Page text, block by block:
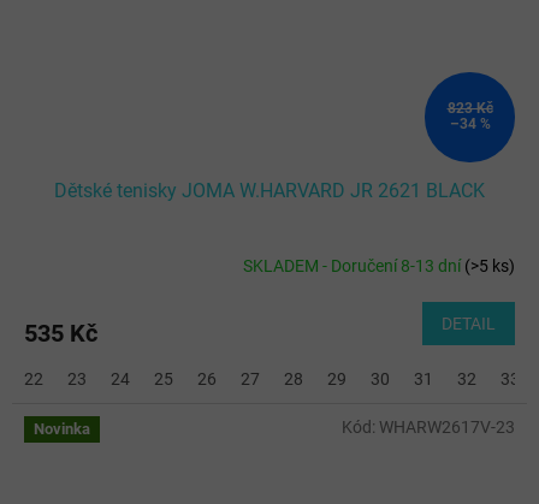
823 Kč
–34 %
Dětské tenisky JOMA W.HARVARD JR 2621 BLACK
SKLADEM - Doručení 8-13 dní(>5 ks)
535 Kč DETAIL
22 23 24 25 26 27 28 29 30 31 32 33
Novinka Kód: WHARW2617V-23